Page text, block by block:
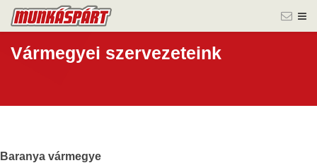
Vármegyei szervezeteink
Baranya vármegye